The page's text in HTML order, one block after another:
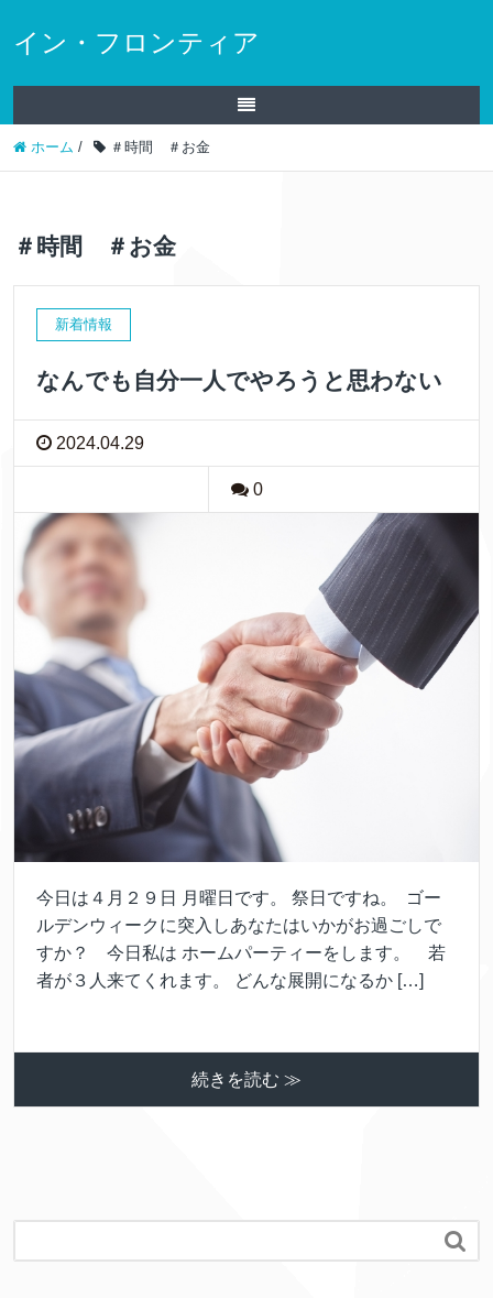
イン・フロンティア
ホーム / ＃時間 ＃お金
＃時間 ＃お金
新着情報
なんでも自分一人でやろうと思わない
2024.04.29
0
今日は４月２９日 月曜日です。 祭日ですね。 ゴー
ルデンウィークに突入しあなたはいかがお過ごしで
すか？ 今日私は ホームパーティーをします。 若
者が３人来てくれます。 どんな展開になるか […]
続きを読む ≫
